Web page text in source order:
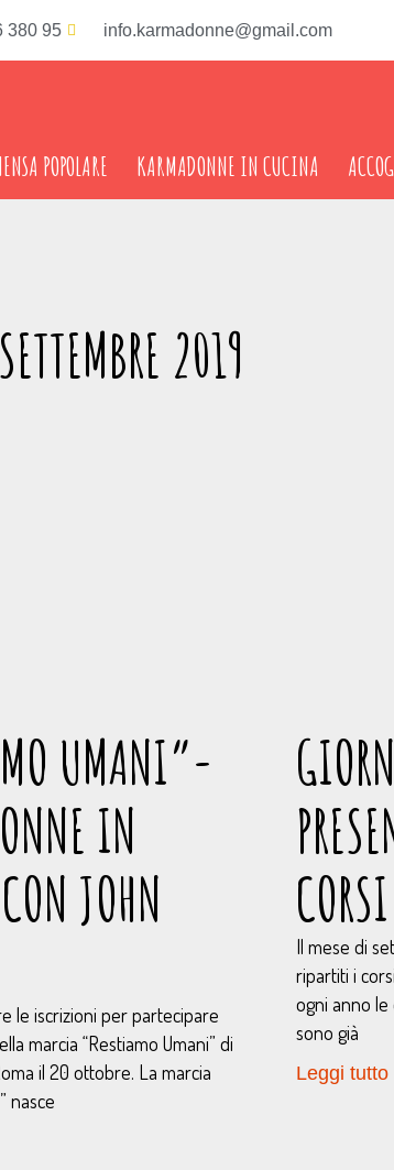
380 95 info.karmadonne@gmail.com
POPOLARE KARMADONNE IN CUCINA
2019
UMANI”-
IN
JOHN
le iscrizioni per partecipare
marcia “Restiamo Umani” di
il 20 ottobre. La marcia
nasce
Il mese di
ripartiti i
ogni anno
sono già
Leggi tutto